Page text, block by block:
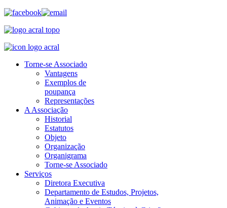
Torne-se Associado
Vantagens
Exemplos de
poupança
Representações
A Associação
Historial
Estatutos
Objeto
Organização
Organigrama
Torne-se Associado
Serviços
Diretora Executiva
Departamento de Estudos, Projetos,
Animação e Eventos